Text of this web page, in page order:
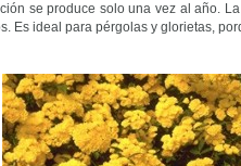
se produce solo una vez al año.
Es ideal para pérgolas y glorietas,